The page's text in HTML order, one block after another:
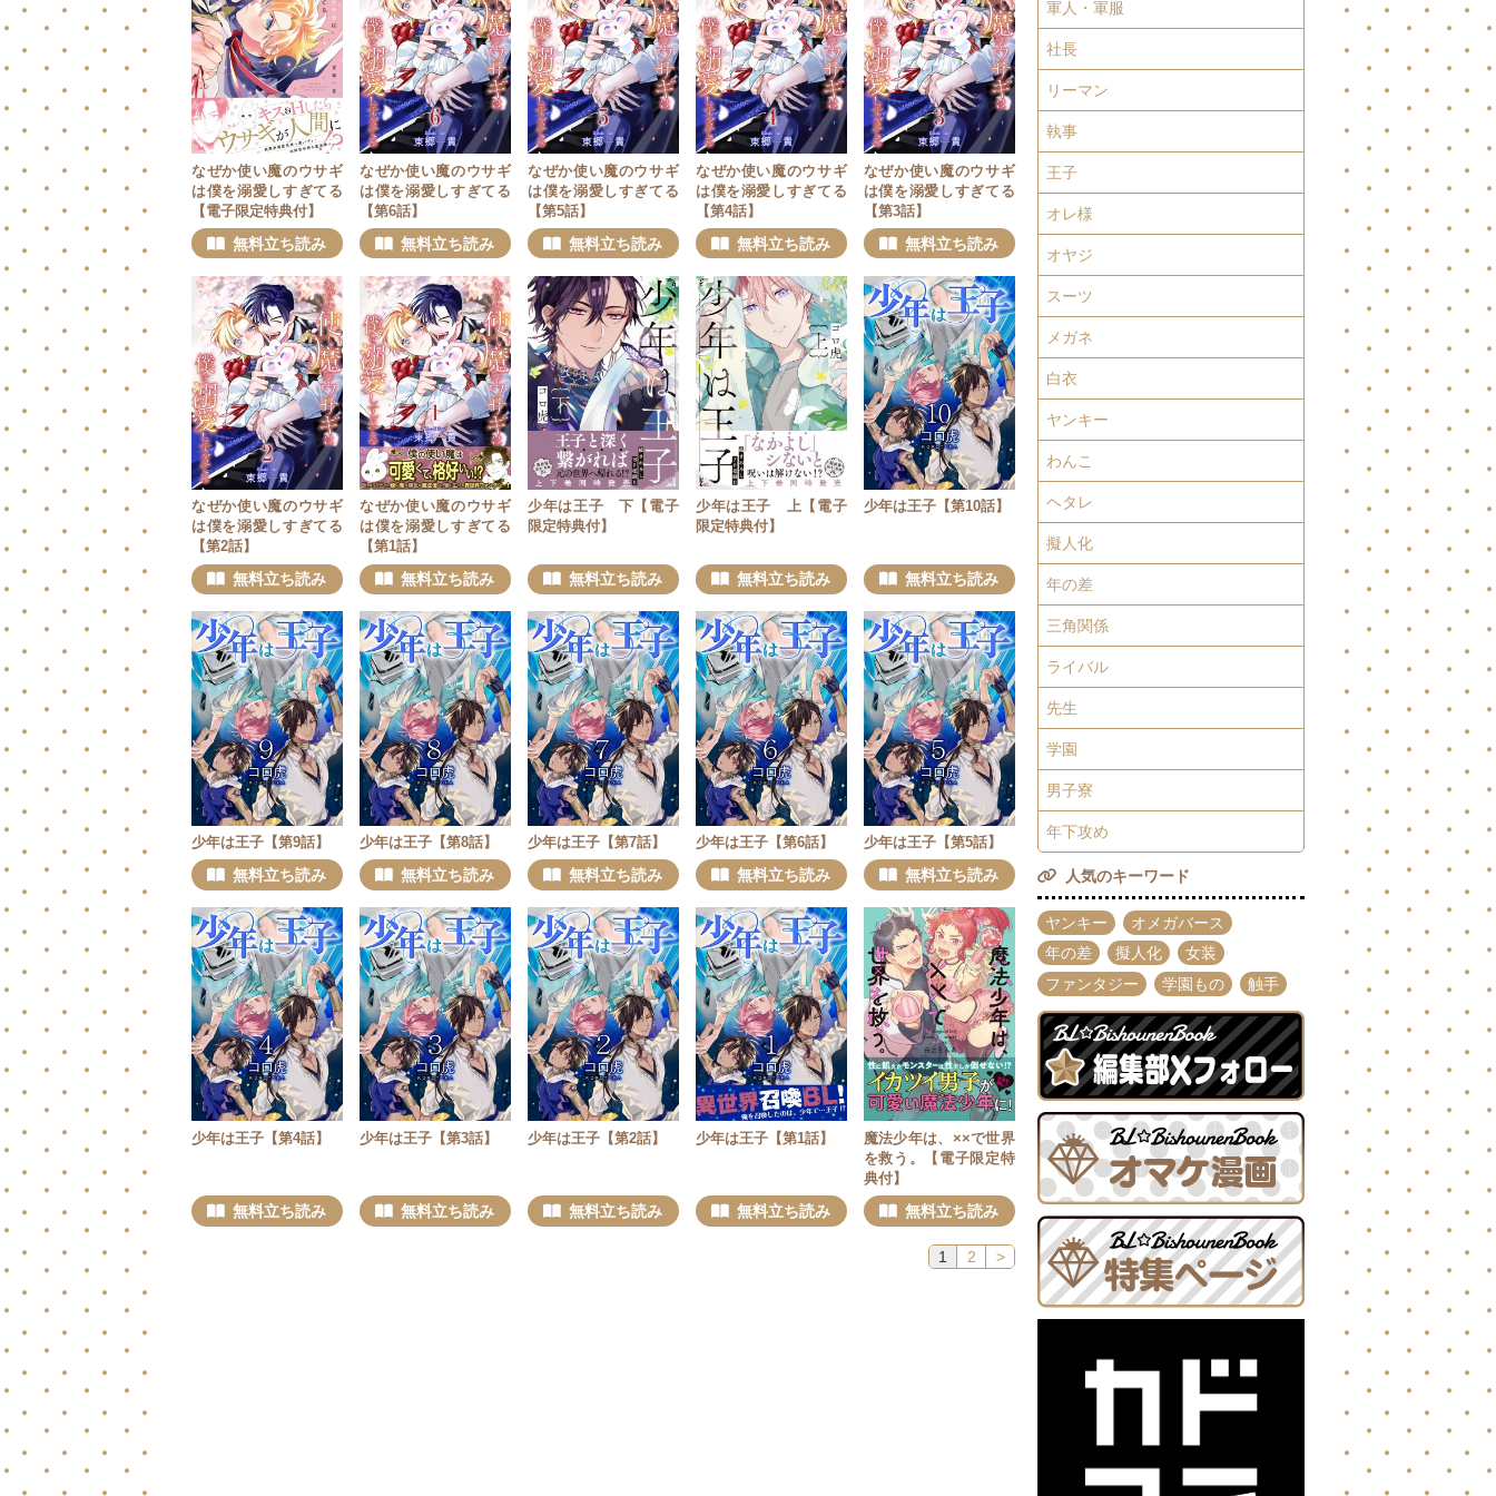
なぜか使い魔のウサギ
は僕を溺愛しすぎてる
【電子限定特典付】
無料立ち読み
なぜか使い魔のウサギ
は僕を溺愛しすぎてる
【第6話】
無料立ち読み
なぜか使い魔のウサギ
は僕を溺愛しすぎてる
【第5話】
無料立ち読み
なぜか使い魔のウサギ
は僕を溺愛しすぎてる
【第4話】
無料立ち読み
なぜか使い魔のウサギ
は僕を溺愛しすぎてる
【第3話】
無料立ち読み
なぜか使い魔のウサギ
は僕を溺愛しすぎてる
【第2話】
無料立ち読み
なぜか使い魔のウサギ
は僕を溺愛しすぎてる
【第1話】
無料立ち読み
少年は王子 下【電子
限定特典付】
無料立ち読み
少年は王子 上【電子
限定特典付】
無料立ち読み
少年は王子【第10話】
無料立ち読み
少年は王子【第9話】
無料立ち読み
少年は王子【第8話】
無料立ち読み
少年は王子【第7話】
無料立ち読み
少年は王子【第6話】
無料立ち読み
少年は王子【第5話】
無料立ち読み
少年は王子【第4話】
無料立ち読み
少年は王子【第3話】
無料立ち読み
少年は王子【第2話】
無料立ち読み
少年は王子【第1話】
無料立ち読み
魔法少年は、××で世界
を救う。【電子限定特
典付】
無料立ち読み
1 2 >
軍人・軍服
社長
リーマン
執事
王子
オレ様
オヤジ
スーツ
メガネ
白衣
ヤンキー
わんこ
ヘタレ
擬人化
年の差
三角関係
ライバル
先生
学園
男子寮
年下攻め
人気のキーワード
ヤンキー
オメガバース
年の差
擬人化
女装
ファンタジー
学園もの 触手